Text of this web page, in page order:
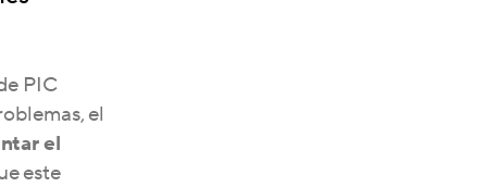
PIC
el
el
este